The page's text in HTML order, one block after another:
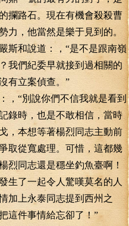
攔路石。現在有機會殺殺曹
力，他當然是樂于見到的。
和說道：，“是不是跟南嶺
我們紀委早就接到過相關的
有立案偵查。”
“別說你們不信我就是看到
錄時，也是不敢相信，當時
，本想等著楊烈同志主動前
取從寬處理。可惜，這都幾
烈同志還是穩坐釣魚臺啊！
生了一起令人驚嘆莫名的人
加上永泰同志提到西州之
這件事情給忘卻了！”